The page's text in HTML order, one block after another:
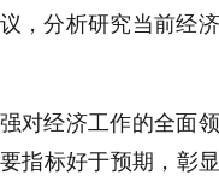
，分析研究当前经
对经济工作的全面
指标好于预期，彰